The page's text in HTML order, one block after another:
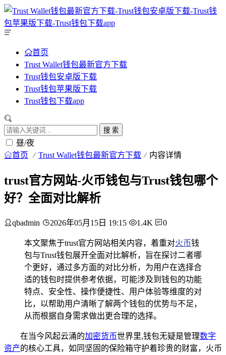
首页
Trust Wallet钱包最新官方下载
Trust钱包安卓版下载
Trust钱包苹果版下载
Trust钱包下载app
搜 索
昼/夜
首页 Trust Wallet钱包最新官方下载 内容详情
trust官方网站-火币钱包与Trust钱包哪个
好？全面对比解析
qbadmin 2026年05月15日 19:15 1.4K 0
本文聚焦于trust官方网站相关内容，着重对火币钱
包与Trust钱包展开全面对比解析，旨在探讨二者哪
个更好，通过多方面的对比分析，为用户在选择合
适的钱包时提供参考依据，可能涉及到钱包的功能
特点、安全性、操作便捷性、用户体验等维度的对
比，以帮助用户清晰了解两个钱包的优势与不足，
从而根据自身需求做出更合理的选择。
在当今风起云涌的加密货币世界里,钱包无疑是管理数字
资产的核心工具，如同坚固的保险箱守护着珍贵的财富，火币